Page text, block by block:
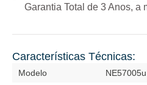
Garantia Total de 3 Anos, a
Características Técnicas:
Modelo
NE57005u